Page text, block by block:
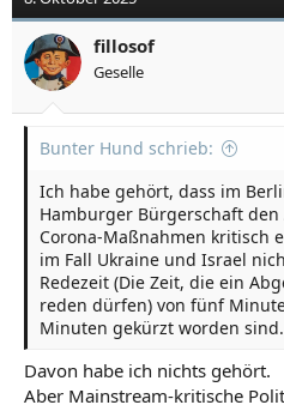
fillosof
Geselle
Bunter Hund schrieb:
Ich habe gehört, dass im
Hamburger Bürgerschaft
Corona-Maßnahmen kritisch
im Fall Ukraine und Israel
Redezeit (Die Zeit, die ein
reden dürfen) von fünf
Minuten gekürzt worden sind.
Davon habe ich nichts gehört.
Aber Mainstream-kritische